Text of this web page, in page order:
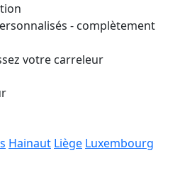
- complètement
votre carreleur
Hainaut Liège Luxembourg